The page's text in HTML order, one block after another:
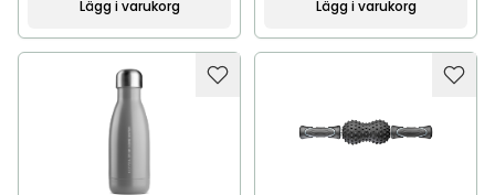
Lägg i varukorg Lägg i varukorg